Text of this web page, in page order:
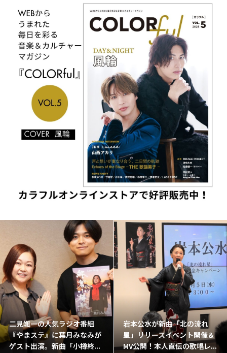
二見颯一の人気ラジオ番組
『やまステ』に葉月みなみが
ゲスト出演。新曲「小樽終...
岩本公水が新曲「北の流れ
星」リリースイベント開催＆
MV公開！本人直伝の歌唱レ...